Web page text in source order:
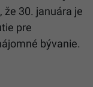
30. januára je
pre
bývanie.